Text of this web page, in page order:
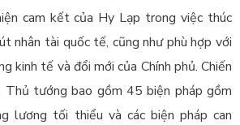
cam kết của Hy Lạp trong việc thúc
nhân tài quốc tế, cũng như phù hợp với
kinh tế và đổi mới của Chính phủ. Chiến
Thủ tướng bao gồm 45 biện pháp gồm
lương tối thiểu và các biện pháp can